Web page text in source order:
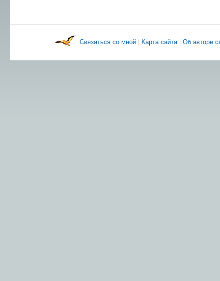
Связаться со мной Карта сайта|Об авторе